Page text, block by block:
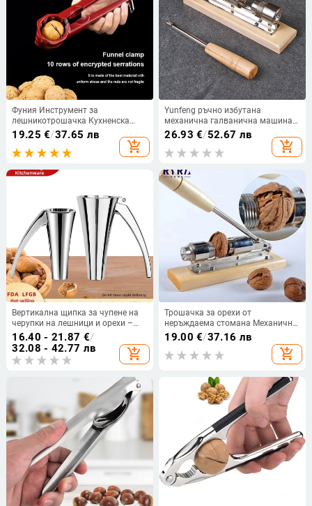
Фуния Инструмент за
лешникотрошачка Кухненска
лешникотрошачка Отварачка за
ядки Фуния за трошачка за ядки
Устойчива на пръски
черупка Кухненски аксесоар
19.25 €/37.65 лв
add_shopping_cart
Yunfeng ръчно избутана
механична галванична машина
за златисто орехово покритие,
щипка за гайка, отворено
устройство за орех, прясна
26.93 €/52.67 лв
add_shopping_cart
Вертикална щипка за чупене на
черупки на лешници и орехи –
мултифункционален инструмент
за счупване на черупки
16.40 - 21.87 €/
32.08 - 42.77 лв
add_shopping_cart
Трошачка за орехи от
неръждаема стомана Механична
ръчна трошачка за орехи Бадеми
Бърза отварачка Плодове и
зеленчуци Кухненски прибори
19.00 €/37.16 лв
add_shopping_cart